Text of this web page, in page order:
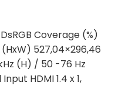
Coverage (%)
527,04×296,46
(H) / 50 -76 Hz
HDMI 1.4 x 1,